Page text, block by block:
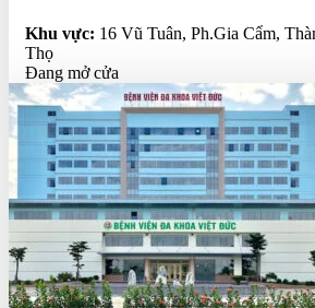
Khu vực: 16 Vũ Tuân, Ph.Gia Cẩm,
Thọ
Đang mở cửa